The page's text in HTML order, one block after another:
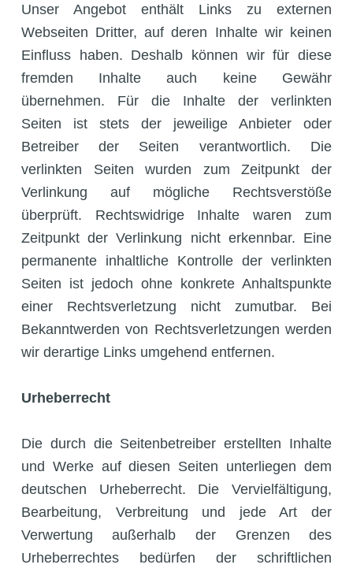
Unser Angebot enthält Links zu externen
Webseiten Dritter, auf deren Inhalte wir keinen
Einfluss haben. Deshalb können wir für diese
fremden Inhalte auch keine Gewähr
übernehmen. Für die Inhalte der verlinkten
Seiten ist stets der jeweilige Anbieter oder
Betreiber der Seiten verantwortlich. Die
verlinkten Seiten wurden zum Zeitpunkt der
Verlinkung auf mögliche Rechtsverstöße
überprüft. Rechtswidrige Inhalte waren zum
Zeitpunkt der Verlinkung nicht erkennbar. Eine
permanente inhaltliche Kontrolle der verlinkten
Seiten ist jedoch ohne konkrete Anhaltspunkte
einer Rechtsverletzung nicht zumutbar. Bei
Bekanntwerden von Rechtsverletzungen werden
wir derartige Links umgehend entfernen.
Urheberrecht
Die durch die Seitenbetreiber erstellten Inhalte
und Werke auf diesen Seiten unterliegen dem
deutschen Urheberrecht. Die Vervielfältigung,
Bearbeitung, Verbreitung und jede Art der
Verwertung außerhalb der Grenzen des
Urheberrechtes bedürfen der schriftlichen